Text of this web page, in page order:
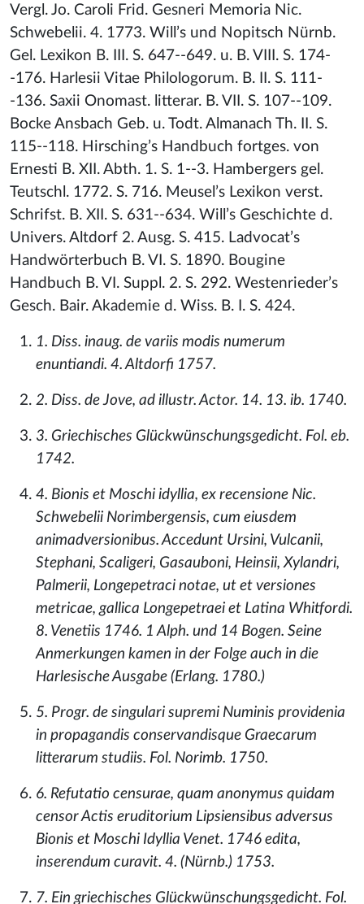
Vergl. Jo. Caroli Frid. Gesneri Memoria Nic.
Schwebelii. 4. 1773. Will’s und Nopitsch Nürnb.
Gel. Lexikon B. III. S. 647--649. u. B. VIII. S. 174-
-176. Harlesii Vitae Philologorum. B. II. S. 111-
-136. Saxii Onomast. litterar. B. VII. S. 107--109.
Bocke Ansbach Geb. u. Todt. Almanach Th. II. S.
115--118. Hirsching’s Handbuch fortges. von
Ernesti B. XII. Abth. 1. S. 1--3. Hambergers gel.
Teutschl. 1772. S. 716. Meusel’s Lexikon verst.
Schrifst. B. XII. S. 631--634. Will’s Geschichte d.
Univers. Altdorf 2. Ausg. S. 415. Ladvocat’s
Handwörterbuch B. VI. S. 1890. Bougine
Handbuch B. VI. Suppl. 2. S. 292. Westenrieder’s
Gesch. Bair. Akademie d. Wiss. B. I. S. 424.
1. Diss. inaug. de variis modis numerum
enuntiandi. 4. Altdorfi 1757.
2. Diss. de Jove, ad illustr. Actor. 14. 13. ib. 1740.
3. Griechisches Glückwünschungsgedicht. Fol. eb.
1742.
4. Bionis et Moschi idyllia, ex recensione Nic.
Schwebelii Norimbergensis, cum eiusdem
animadversionibus. Accedunt Ursini, Vulcanii,
Stephani, Scaligeri, Gasauboni, Heinsii, Xylandri,
Palmerii, Longepetraci notae, ut et versiones
metricae, gallica Longepetraei et Latina Whitfordi.
8. Venetiis 1746. 1 Alph. und 14 Bogen. Seine
Anmerkungen kamen in der Folge auch in die
Harlesische Ausgabe (Erlang. 1780.)
5. Progr. de singulari supremi Numinis providenia
in propagandis conservandisque Graecarum
litterarum studiis. Fol. Norimb. 1750.
6. Refutatio censurae, quam anonymus quidam
censor Actis eruditorium Lipsiensibus adversus
Bionis et Moschi Idyllia Venet. 1746 edita,
inserendum curavit. 4. (Nürnb.) 1753.
7. Ein griechisches Glückwünschungsgedicht. Fol.